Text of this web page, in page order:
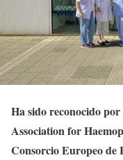
Ha sido reconocido
Association for
Consorcio Europeo